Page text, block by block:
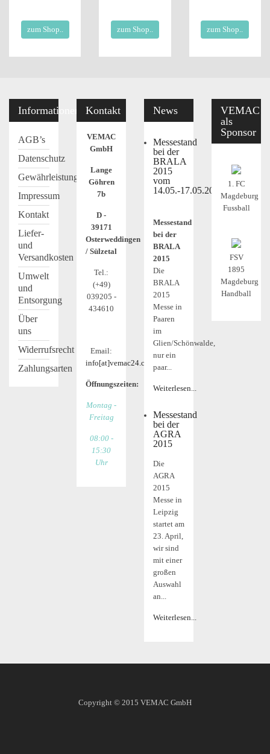
zum Shop.. zum Shop.. zum Shop..
Informationen
AGB’s
Datenschutz
Gewährleistung
Impressum
Kontakt
Liefer-
und
Versandkosten
Umwelt
und
Entsorgung
Über
uns
Widerrufsrecht
Zahlungsarten
Kontakt
VEMAC
GmbH
Lange
Göhren
7b
D -
39171
Osterweddingen
/ Sülzetal
Tel.:
(+49)
039205 -
434610
Email:
info[at]vemac24.com
Öffnungszeiten:
Montag -
Freitag
08:00 -
15:30
Uhr
News
Messestand
bei der
BRALA
2015
vom
14.05.-17.05.2015
Messestand
bei der
BRALA
2015
Die
BRALA
2015
Messe in
Paaren
im
Glien/Schönwalde,
nur ein
paar...
Weiterlesen...
Messestand
bei der
AGRA
2015
Die
AGRA
2015
Messe in
Leipzig
startet am
23. April,
wir sind
mit einer
großen
Auswahl
an...
Weiterlesen...
VEMAC
als
Sponsor
1. FC
Magdeburg
Fussball
FSV
1895
Magdeburg
Handball
Copyright © 2015 VEMAC GmbH